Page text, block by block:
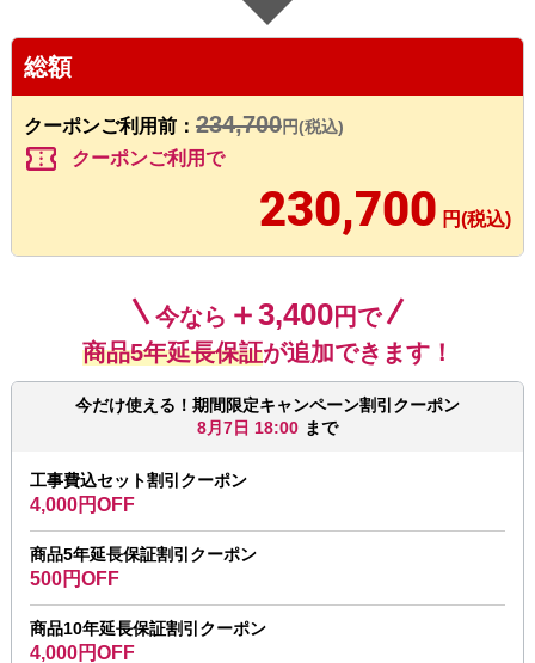
総額
クーポンご利用前： 234,700円(税込)
confirmation_number クーポンご利用で
230,700 円(税込)
今なら ＋3,400円で
商品5年延長保証が追加できます！
今だけ使える！期間限定キャンペーン割引クーポン
8月7日 18:00 まで
工事費込セット割引クーポン
4,000円OFF
商品5年延長保証割引クーポン
500円OFF
商品10年延長保証割引クーポン
4,000円OFF